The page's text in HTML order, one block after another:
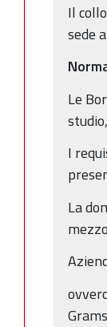
Il
sede
Le
I
La